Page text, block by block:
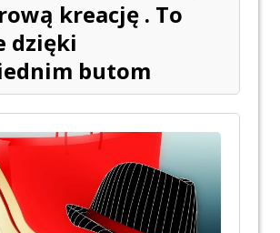
kreację . To
dzięki
butom